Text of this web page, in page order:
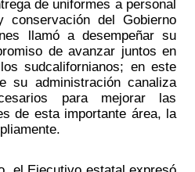
de uniformes a personal
conservación del Gobierno
llamó a desempeñar su
de avanzar juntos en
sudcalifornianos; en este
su administración canaliza
para mejorar las
de esta importante área, la